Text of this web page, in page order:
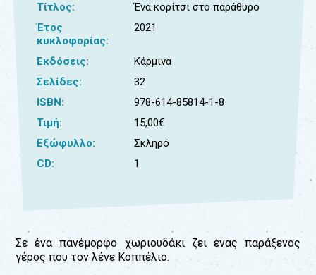
Τίτλος:
Ένα κορίτσι στο παράθυρο
Έτος
κυκλοφορίας:
2021
Εκδόσεις:
Κάρμινα
Σελίδες:
32
ISBN:
978-614-85814-1-8
Τιμή:
15,00€
Εξώφυλλο:
Σκληρό
CD:
1
Σε ένα πανέμορφο χωριουδάκι ζει ένας παράξενος
γέρος που τον λένε Κοππέλιο.
Για
τους:
γονείς
εκπαιδευτικούς
συνεργάτες